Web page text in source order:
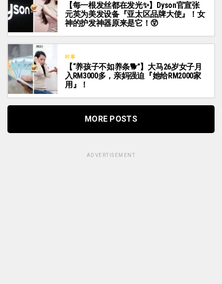
【每一根发丝都在发光✨】Dyson官宣张
元英为美发设备『亚太区品牌大使』！女
神的护发神器原来是它！😲
时事
【“养孩子不如养条🐕”】大马26岁女子月
入RM3000多，亲妈强迫『她给RM2000家
用』！
MORE POSTS
ADVERTISEMENT